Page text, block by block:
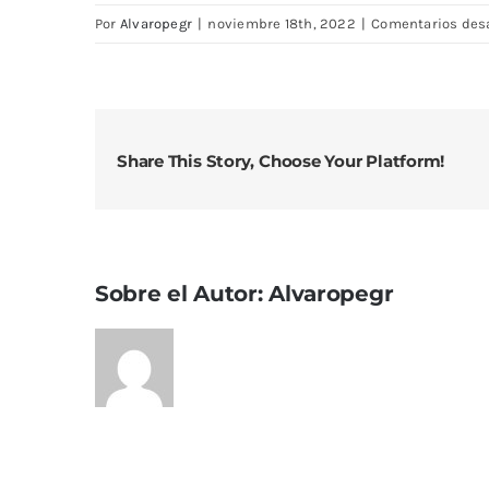
Por Alvaropegr | noviembre 18th, 2022 | Comentarios
Share This Story, Choose Your Platform!
Sobre el Autor:Alvaropegr